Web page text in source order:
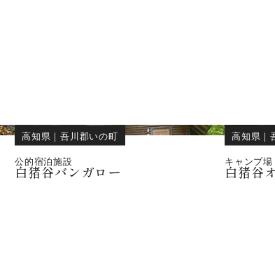
高知県 ｜吾川郡いの町
公的宿泊施設
白猪谷バンガロー
高知県 ｜
キャンプ
白猪谷